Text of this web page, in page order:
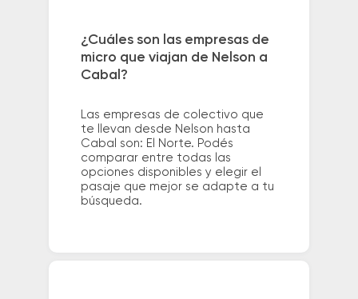
¿Cuáles son las empresas de
micro que viajan de Nelson a
Cabal?
Las empresas de colectivo que
te llevan desde Nelson hasta
Cabal son: El Norte. Podés
comparar entre todas las
opciones disponibles y elegir el
pasaje que mejor se adapte a tu
búsqueda.